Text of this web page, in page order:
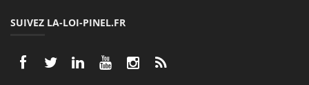
SUIVEZ LA-LOI-PINEL.FR